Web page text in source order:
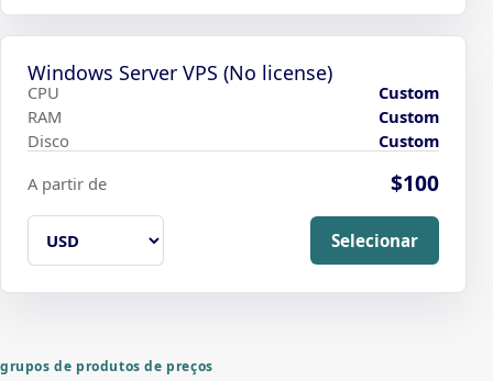
Windows Server VPS (No license)
CPU
Custom
RAM
Custom
Disco
Custom
A partir de
$100
Selecionar
grupos de produtos de preços